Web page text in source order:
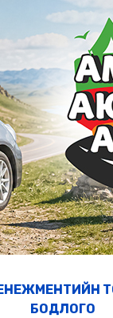
БОДЛОГО